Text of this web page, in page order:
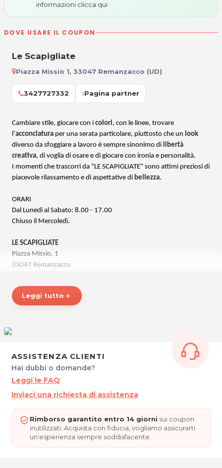
informazioni clicca qui
DOVE USARE IL COUPON
Le Scapigliate
Piazza Missio 1, 33047 Remanzacco (UD)
3427727332 Pagina partner
Cambiare stile, giocare con i colori, con le linee, trovare
l’acconciatura per una serata particolare, piuttosto che un look
diverso da sfoggiare a lavoro è sempre sinonimo di libertà
creativa, di voglia di osare e di giocare con ironia e personalità.
I momenti che trascorri da "LE SCAPIGLIATE" sono attimi preziosi di
piacevole rilassamento e di aspettative di bellezza.
ORARI
Dal Lunedi al Sabato: 8.00 - 17.00
Chiuso il Mercoledì.
LE SCAPIGLIATE
Piazza Missio, 1
33047 Remanzacco
Cel. 3427727332
Leggi tutto add
ASSISTENZA CLIENTI
Hai dubbi o domande?
Leggi le FAQ
Inviaci una richiesta di assistenza
Rimborso garantito entro 14 giorni sui coupon
inutilizzati. Acquista con fiducia, vogliamo assicurarti
un'esperienza sempre soddisfacente.